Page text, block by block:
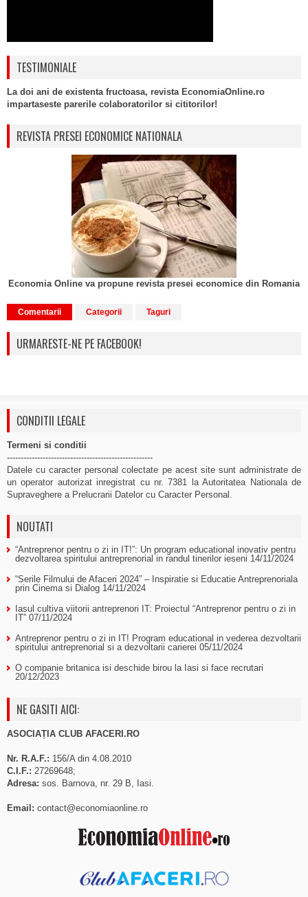
TESTIMONIALE
La doi ani de existenta fructoasa, revista EconomiaOnline.ro
impartaseste parerile colaboratorilor si cititorilor!
REVISTA PRESEI ECONOMICE NATIONALA
Economia Online va propune revista presei economice din Romania
Comentarii Categorii Taguri
URMARESTE-NE PE FACEBOOK!
CONDITII LEGALE
Termeni si conditii
-----------------------------------------------------
Datele cu caracter personal colectate pe acest site sunt administrate de
un operator autorizat inregistrat cu nr. 7381 la Autoritatea Nationala de
Supraveghere a Prelucrarii Datelor cu Caracter Personal.
NOUTATI
“Antreprenor pentru o zi in IT!”: Un program educational inovativ pentru
dezvoltarea spiritului antreprenorial in randul tinerilor ieseni 14/11/2024
“Serile Filmului de Afaceri 2024” – Inspiratie si Educatie Antreprenoriala
prin Cinema si Dialog 14/11/2024
Iasul cultiva viitorii antreprenori IT: Proiectul “Antreprenor pentru o zi in
IT” 07/11/2024
Antreprenor pentru o zi in IT! Program educational in vederea dezvoltarii
spiritului antreprenorial si a dezvoltarii carierei 05/11/2024
O companie britanica isi deschide birou la Iasi si face recrutari
20/12/2023
NE GASITI AICI:
ASOCIAȚIA CLUB AFACERI.RO
Nr. R.A.F.: 156/A din 4.08.2010
C.I.F.: 27269648;
Adresa: sos. Barnova, nr. 29 B, Iasi.
Email: contact@economiaonline.ro